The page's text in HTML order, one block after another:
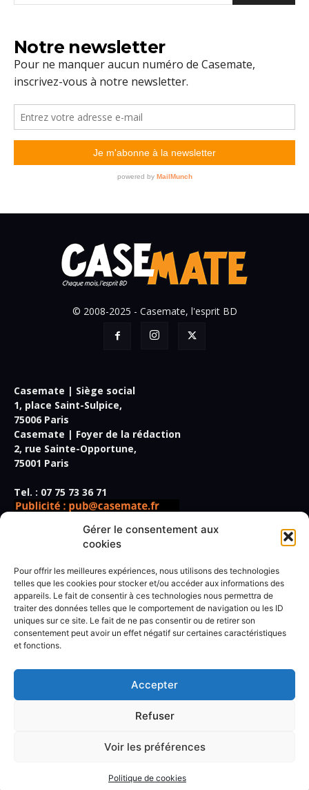
Gérer le consentement aux
cookies
Pour offrir les meilleures expériences, nous utilisons des technologies
telles que les cookies pour stocker et/ou accéder aux informations des
appareils. Le fait de consentir à ces technologies nous permettra de
traiter des données telles que le comportement de navigation ou les ID
uniques sur ce site. Le fait de ne pas consentir ou de retirer son
consentement peut avoir un effet négatif sur certaines caractéristiques
et fonctions.
Accepter
Refuser
Voir les préférences
Politique de cookies
Notre newsletter
© 2008-2025 - Casemate, l'esprit BD
Casemate | Siège social
1, place Saint-Sulpice,
75006 Paris
Casemate | Foyer de la rédaction
2, rue Sainte-Opportune,
75001 Paris
Tel. : 07 75 73 36 71
Directeur de la publication,
rédacteur en chef :Frédéric Vidal
Secrétaire de rédaction :Paul Giner
Rédacteur spécialisé :Marius Jouanny
Rédaction : Antoine Béhoust, Lise Benkemoun, Jérôme
Ogier, Christophe Quillien, Marie-Madeleine Rigopoulos,
Conditions générales de vente
Politique de cookies